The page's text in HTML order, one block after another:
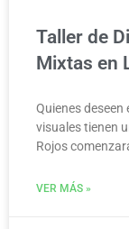
Taller de
Mixtas en
Quienes
visuales tienen
Rojos
VER MÁS »